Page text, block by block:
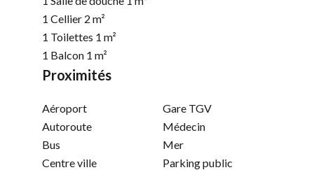
1 Cellier 2 m²
1 Toilettes 1 m²
1 Balcon 1 m²
Proximités
Aéroport
Autoroute
Bus
Centre ville
Gare TGV
Médecin
Mer
Parking public